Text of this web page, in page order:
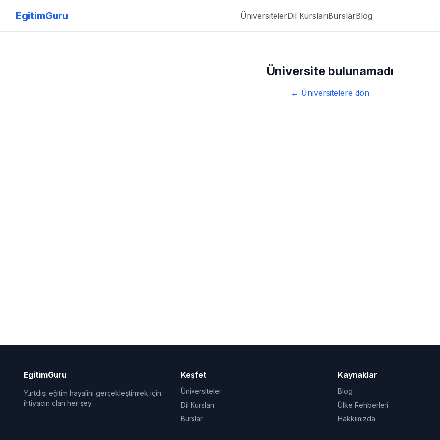
EgitimGuru ÜniversitelerDil KurslarıBurslarBlog
Üniversite bulunamadı
← Üniversitelere dön
EgitimGuru
Yurtdışı eğitim hayalini gerçekleştirmek için
ihtiyacın olan her şey.
Keşfet
Üniversiteler
Dil Kursları
Burslar
Kaynaklar
Blog
Ülke Rehberleri
Hakkımızda